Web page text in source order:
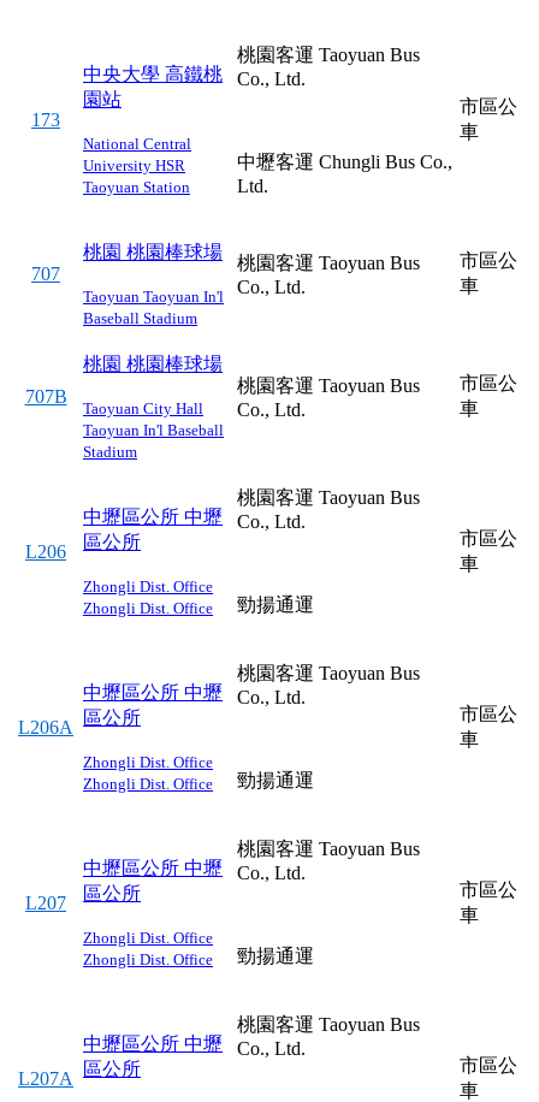
173
中央大學 高鐵桃
園站
National Central
University HSR
Taoyuan Station
桃園客運 Taoyuan Bus
Co., Ltd.
中壢客運 Chungli Bus Co.,
Ltd.
市區公
車
707
桃園 桃園棒球場
Taoyuan Taoyuan In'l
Baseball Stadium
桃園客運 Taoyuan Bus
Co., Ltd.
市區公
車
707B
桃園 桃園棒球場
Taoyuan City Hall
Taoyuan In'l Baseball
Stadium
桃園客運 Taoyuan Bus
Co., Ltd.
市區公
車
L206
中壢區公所 中壢
區公所
Zhongli Dist. Office
Zhongli Dist. Office
桃園客運 Taoyuan Bus
Co., Ltd.
勁揚通運
市區公
車
L206A
中壢區公所 中壢
區公所
Zhongli Dist. Office
Zhongli Dist. Office
桃園客運 Taoyuan Bus
Co., Ltd.
勁揚通運
市區公
車
L207
中壢區公所 中壢
區公所
Zhongli Dist. Office
Zhongli Dist. Office
桃園客運 Taoyuan Bus
Co., Ltd.
勁揚通運
市區公
車
L207A
中壢區公所 中壢
區公所
桃園客運 Taoyuan Bus
Co., Ltd.
市區公
車